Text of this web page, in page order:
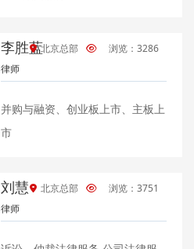
李胜蓝
律师
北京总部 浏览：3286
并购与融资、创业板上市、主板上
市
刘慧
律师
北京总部 浏览：3751